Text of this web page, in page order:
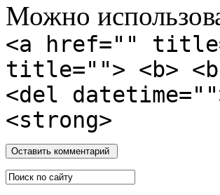
Можно
<a href=""
title=""> <b>
<del
<strong>